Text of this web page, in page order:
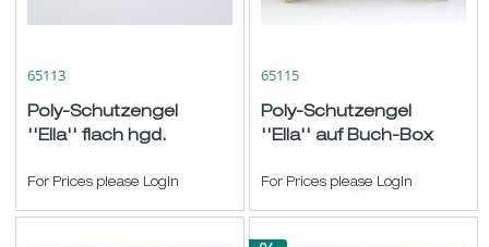
65113
Poly-Schutzengel
''Ella'' flach hgd.
H8cm
For Prices please LogIn
65115
Poly-Schutzengel
''Ella'' auf Buch-Box
H7,5 B6cm
For Prices please LogIn